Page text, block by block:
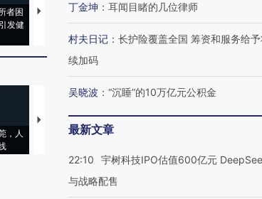
者困
发健
视线｜HYROX的吸金
术：是什么让中产们甘
心“花钱找虐”？
马航飞行员跨国走私7万
粒摇头丸 尿检体内含3种
毒品
，人
【推广】走进第四届链博
会，让数智科技“链”接产
丁金坤 ： 耳闻目睹的几位律师
村夫日记 ： 长护险覆盖全国 筹资和服务给
续加码
吴晓波 ： “沉睡”的10万亿元公积金
最新文章
22:10
宇树科技IPO估值600亿元
与战略配售